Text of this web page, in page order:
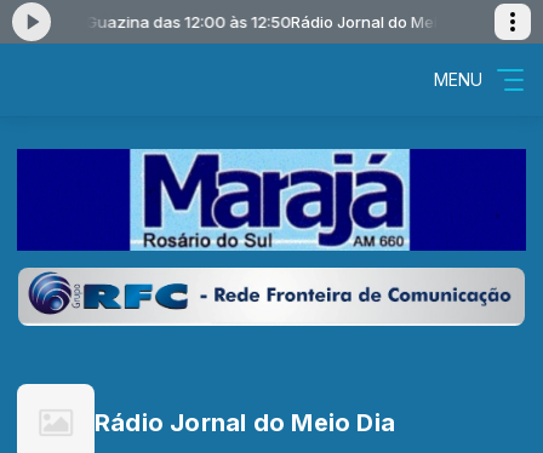
Moacir Guazina das 12:00 às 12:50Rádio Jornal do Meio Dia com
MENU
Rádio Jornal do Meio Dia